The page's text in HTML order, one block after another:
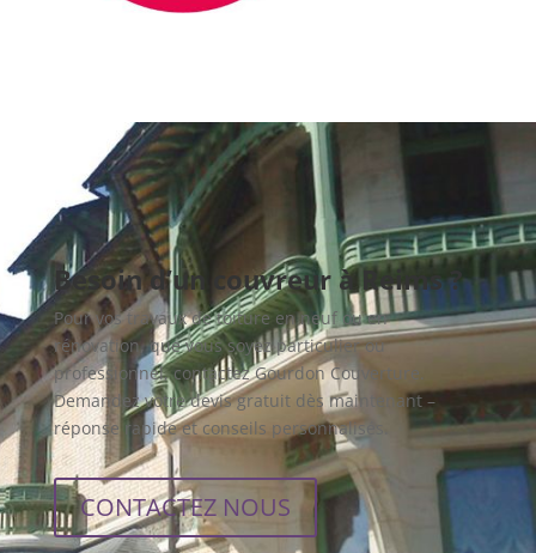
Besoin d’un couvreur à Reims ?
Pour vos travaux de toiture en neuf ou en
rénovation, que vous soyez particulier ou
professionnel, contactez Gourdon Couverture.
Demandez votre devis gratuit dès maintenant –
réponse rapide et conseils personnalisés.
CONTACTEZ NOUS